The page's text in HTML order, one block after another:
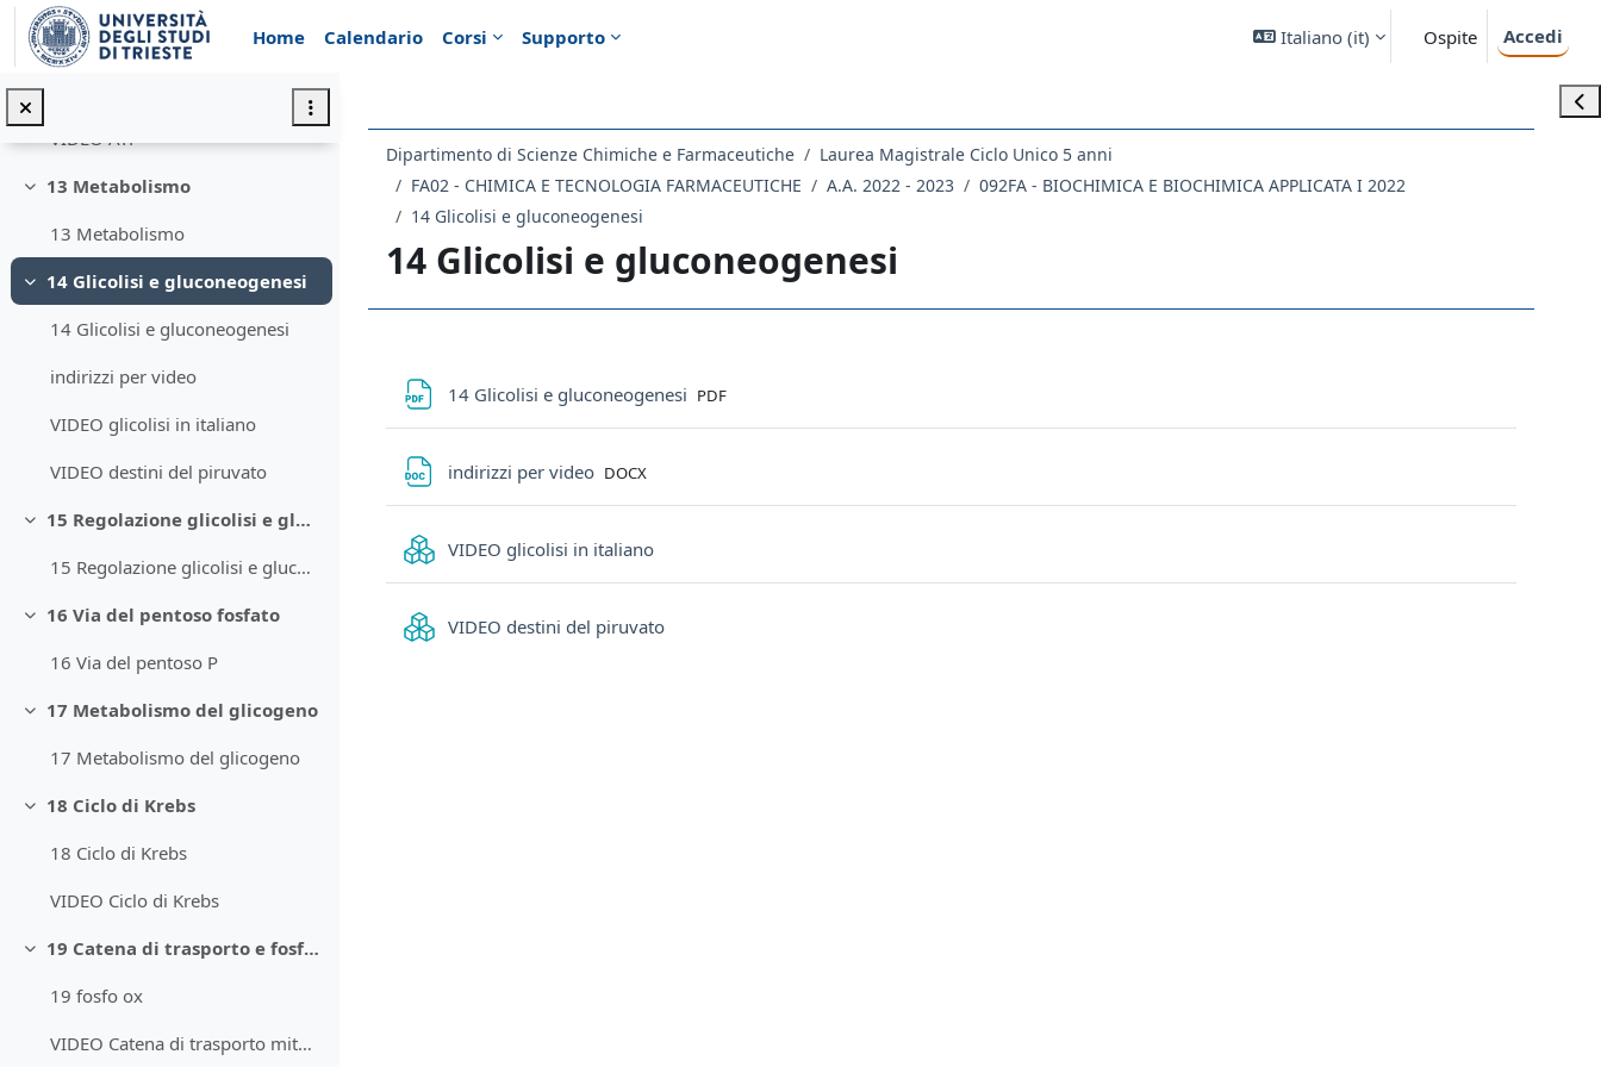
Vai al contenuto principale
Home
Calendario Corsi Supporto Italiano ‎(it)‎ Ospite Accedi
Minimizza
12 Energia e ATP
VIDEO ATP
Minimizza
13 Metabolismo
13 Metabolismo
Minimizza
14 Glicolisi e gluconeogenesi
14 Glicolisi e gluconeogenesi
indirizzi per video
VIDEO glicolisi in italiano
VIDEO destini del piruvato
Minimizza
15 Regolazione glicolisi e gluconeogenesi
15 Regolazione glicolisi e gluconeogenesi
Minimizza
16 Via del pentoso fosfato
16 Via del pentoso P
Minimizza
17 Metabolismo del glicogeno
17 Metabolismo del glicogeno
Minimizza
18 Ciclo di Krebs
18 Ciclo di Krebs
VIDEO Ciclo di Krebs
Minimizza
19 Catena di trasporto e fosforilazione ossidativa
19 fosfo ox
VIDEO Catena di trasporto mitocondriale
Dipartimento di Scienze Chimiche e Farmaceutiche
Laurea Magistrale Ciclo Unico 5 anni
FA02 - CHIMICA E TECNOLOGIA FARMACEUTICHE
A.A. 2022 - 2023
092FA - BIOCHIMICA E BIOCHIMICA APPLICATA I 2022
14 Glicolisi e gluconeogenesi
14 Glicolisi e gluconeogenesi
14 Glicolisi e gluconeogenesi File
PDF
indirizzi per video File
DOCX
VIDEO glicolisi in italianoIMS content package
VIDEO destini del piruvatoIMS content package